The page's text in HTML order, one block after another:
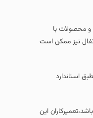
محصولات با
نیز ممکن است
استاندارد
این